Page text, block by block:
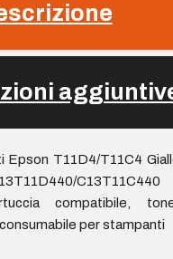
Epson T11D4/T11C4
C13T11C440
compatibile,
per stampanti